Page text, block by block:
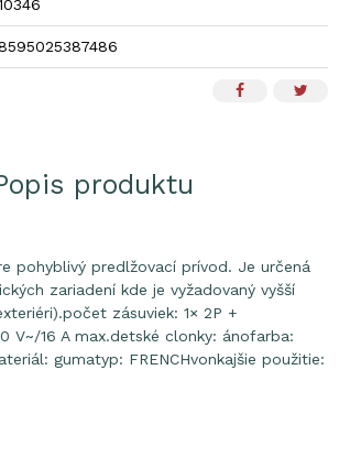
produktu
pohyblivý predlžovací prívod. Je určená
zariadení kde je vyžadovaný vyšší
zásuviek: 1× 2P +
V~/16 A max.detské clonky: ánofarba:
gumatyp: FRENCHvonkajšie použitie: